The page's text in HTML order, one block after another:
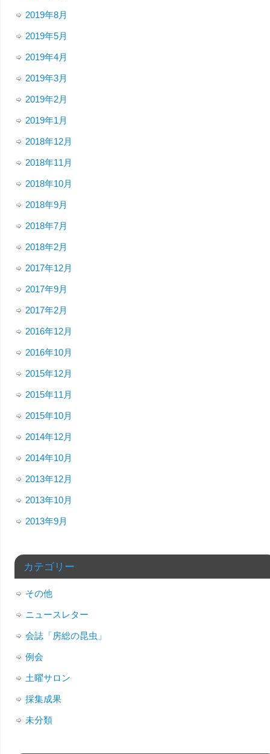
2019年8月
2019年5月
2019年4月
2019年3月
2019年2月
2019年1月
2018年12月
2018年11月
2018年10月
2018年9月
2018年7月
2018年2月
2017年12月
2017年9月
2017年2月
2016年12月
2016年10月
2015年12月
2015年11月
2015年10月
2014年12月
2014年10月
2013年12月
2013年10月
2013年9月
カテゴリー
その他
ニュースレター
会誌「房総の昆虫」
例会
土曜サロン
採集成果
未分類